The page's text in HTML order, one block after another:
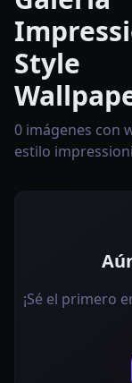
Style
0 imágenes con
estilo
¡Sé el primero